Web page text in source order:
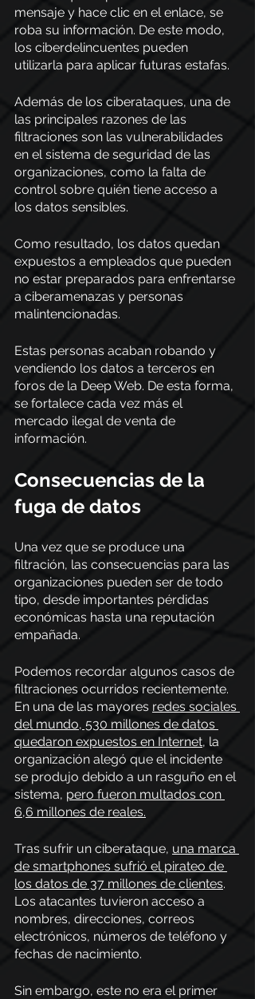
mensaje y hace clic en el enlace, se
roba su información. De este modo,
los ciberdelincuentes pueden
utilizarla para aplicar futuras estafas.
Además de los ciberataques, una de
las principales razones de las
filtraciones son las vulnerabilidades
en el sistema de seguridad de las
organizaciones, como la falta de
control sobre quién tiene acceso a
los datos sensibles.
Como resultado, los datos quedan
expuestos a empleados que pueden
no estar preparados para enfrentarse
a ciberamenazas y personas
malintencionadas.
Estas personas acaban robando y
vendiendo los datos a terceros en
foros de la Deep Web. De esta forma,
se fortalece cada vez más el
mercado ilegal de venta de
información.
Consecuencias de la
fuga de datos
Una vez que se produce una
filtración, las consecuencias para las
organizaciones pueden ser de todo
tipo, desde importantes pérdidas
económicas hasta una reputación
empañada.
Podemos recordar algunos casos de
filtraciones ocurridos recientemente.
En una de las mayores redes sociales
del mundo, 530 millones de datos
quedaron expuestos en Internet, la
organización alegó que el incidente
se produjo debido a un rasguño en el
sistema, pero fueron multados con
6,6 millones de reales.
Tras sufrir un ciberataque, una marca
de smartphones sufrió el pirateo de
los datos de 37 millones de clientes.
Los atacantes tuvieron acceso a
nombres, direcciones, correos
electrónicos, números de teléfono y
fechas de nacimiento.
Sin embargo, este no era el primer